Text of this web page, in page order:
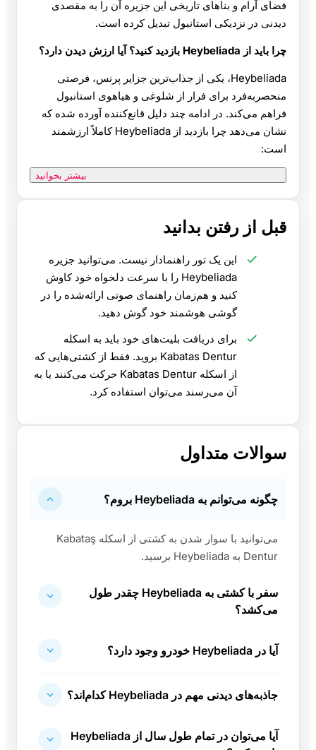
فضای آرام و بناهای تاریخی این جزیره آن را به مقصدی
دیدنی در نزدیکی استانبول تبدیل کرده است.
چرا باید از Heybeliada بازدید کنید؟ آیا ارزش دیدن دارد؟
Heybeliada، یکی از جذاب‌ترین جزایر پرنس، فرصتی
منحصربه‌فرد برای فرار از شلوغی و هیاهوی استانبول
فراهم می‌کند. در ادامه چند دلیل قانع‌کننده آورده شده که
نشان می‌دهد چرا بازدید از Heybeliada کاملاً ارزشمند
است:
بیشتر بخوانید
قبل از رفتن بدانید
این یک تور راهنما‌دار نیست. می‌توانید جزیره
Heybeliada را با سرعت دلخواه خود کاوش
کنید و هم‌زمان راهنمای صوتی ارائه‌شده را در
گوشی هوشمند خود گوش دهید.
برای دریافت بلیت‌های خود باید به اسکله
Kabatas Dentur بروید. فقط از کشتی‌هایی که
از اسکله Kabatas Dentur حرکت می‌کنند یا به
آن می‌رسند می‌توان استفاده کرد.
سوالات متداول
چگونه می‌توانم به Heybeliada بروم؟
می‌توانید با سوار شدن به کشتی از اسکله Kabataş
Dentur به Heybeliada برسید.
سفر با کشتی به Heybeliada چقدر طول
می‌کشد؟
آیا در Heybeliada خودرو وجود دارد؟
جاذبه‌های دیدنی مهم در Heybeliada کدام‌اند؟
آیا می‌توان در تمام طول سال از Heybeliada